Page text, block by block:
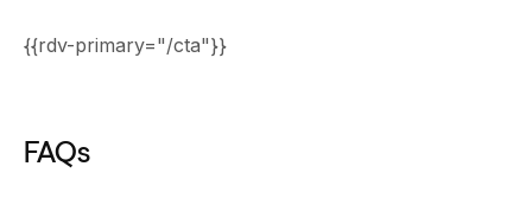
{{rdv-primary="/cta"}}
FAQs